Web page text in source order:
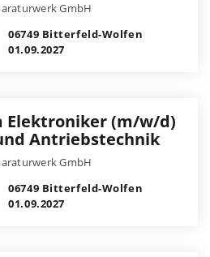
GmbH
06749 Bitterfeld-Wolfen
01.09.2027
Elektroniker (m/w/d)
Antriebstechnik
GmbH
06749 Bitterfeld-Wolfen
01.09.2027